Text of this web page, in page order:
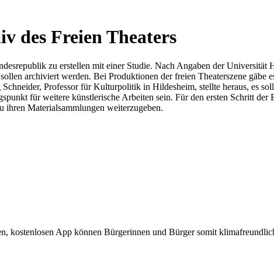
des Freien Theaters
zu erstellen mit einer Studie. Nach Angaben der Universität
archiviert werden. Bei Produktionen der freien Theaterszene gäbe
Professor für Kulturpolitik in Hildesheim, stellte heraus, es
für weitere künstlerische Arbeiten sein. Für den ersten Schritt der
ihren Materialsammlungen weiterzugeben.
kostenlosen App können Bürgerinnen und Bürger somit